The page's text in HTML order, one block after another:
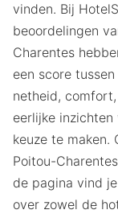
vinden. Bij
beoordelingen
Charentes
een score
netheid,
eerlijke
keuze te maken.
Poitou-
de pagina vind
over zowel de